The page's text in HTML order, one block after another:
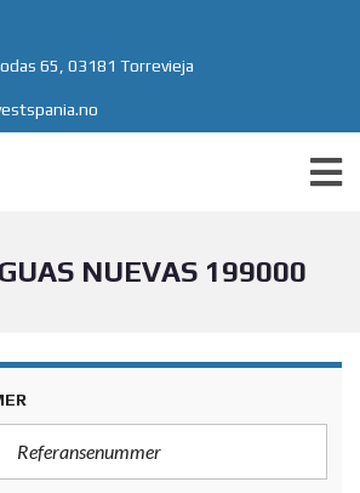
65, 03181 Torrevieja
NUEVAS 199000